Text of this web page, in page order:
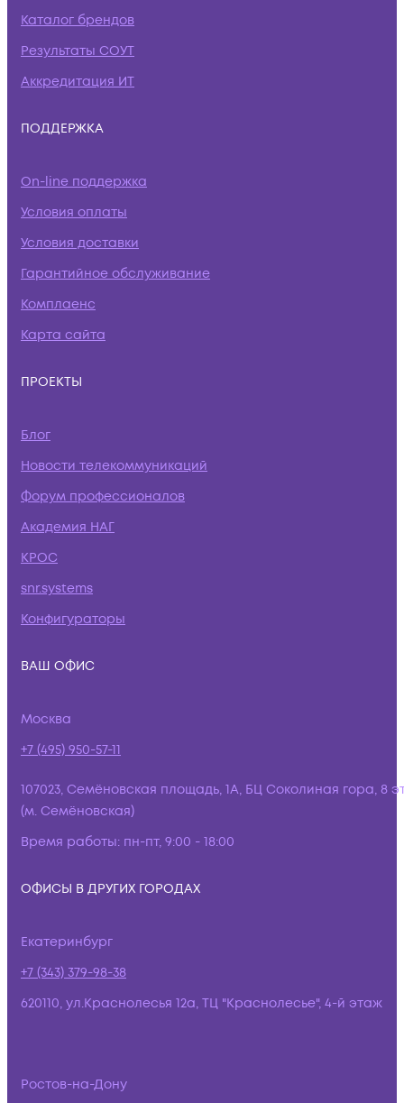
Каталог брендов
Результаты СОУТ
Аккредитация ИТ
ПОДДЕРЖКА
On-line поддержка
Условия оплаты
Условия доставки
Гарантийное обслуживание
Комплаенс
Карта сайта
ПРОЕКТЫ
Блог
Новости телекоммуникаций
Форум профессионалов
Академия НАГ
КРОС
snr.systems
Конфигураторы
ВАШ ОФИС
Москва
+7 (495) 950-57-11
107023, Семёновская площадь, 1А, БЦ Соколиная гора, 8
(м. Семёновская)
Время работы: пн-пт, 9:00 - 18:00
ОФИСЫ В ДРУГИХ ГОРОДАХ
Екатеринбург
+7 (343) 379-98-38
620110, ул.Краснолесья 12а, ТЦ "Краснолесье", 4-й этаж
Ростов-на-Дону